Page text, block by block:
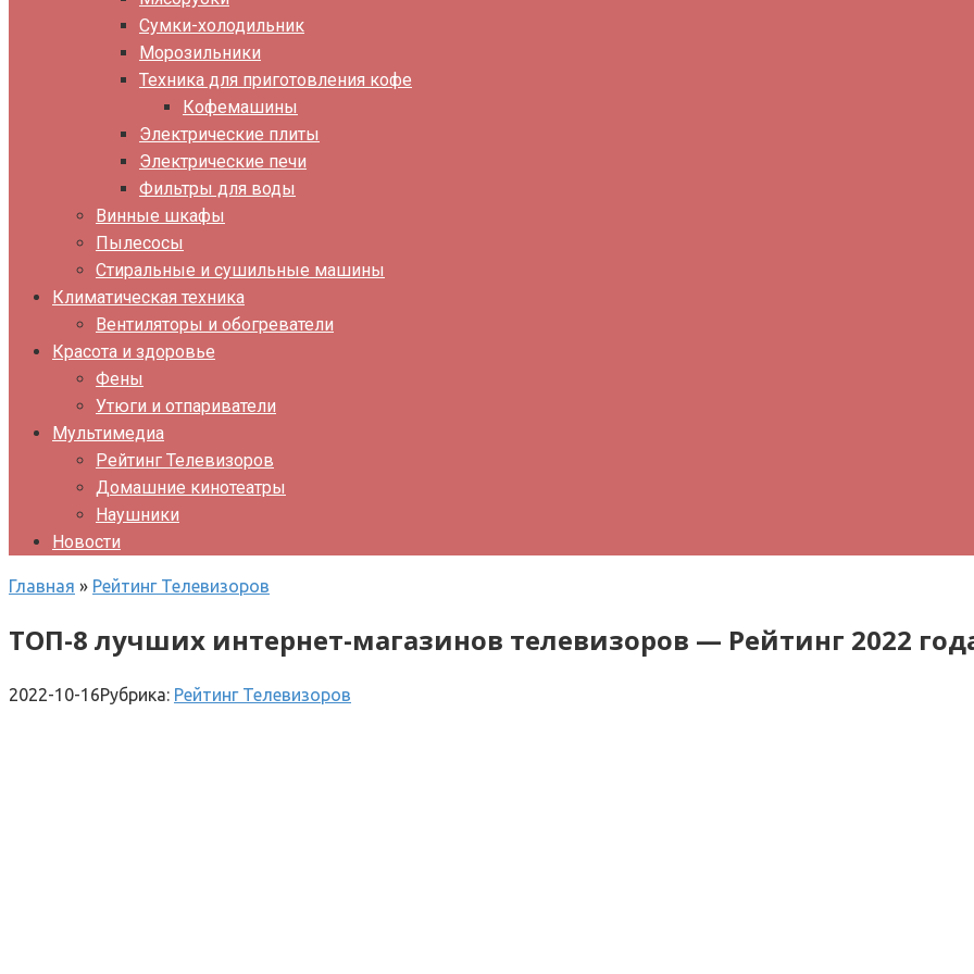
Сумки-холодильник
Морозильники
Техника для приготовления кофе
Кофемашины
Электрические плиты
Электрические печи
Фильтры для воды
Винные шкафы
Пылесосы
Стиральные и сушильные машины
Климатическая техника
Вентиляторы и обогреватели
Красота и здоровье
Фены
Утюги и отпариватели
Мультимедиа
Рейтинг Телевизоров
Домашние кинотеатры
Наушники
Новости
Главная » Рейтинг Телевизоров
ТОП-8 лучших интернет-магазинов телевизоров — Рейтинг 2022
2022-10-16Рубрика: Рейтинг Телевизоров